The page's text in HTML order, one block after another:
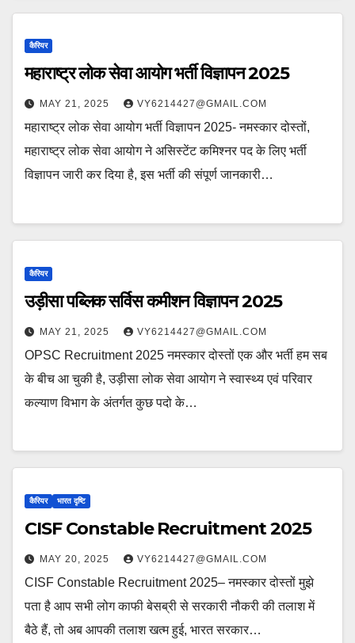
कैरियर
महाराष्ट्र लोक सेवा आयोग भर्ती विज्ञापन 2025
MAY 21, 2025 VY6214427@GMAIL.COM
महाराष्ट्र लोक सेवा आयोग भर्ती विज्ञापन 2025- नमस्कार दोस्तों,
महाराष्ट्र लोक सेवा आयोग ने असिस्टेंट कमिश्नर पद के लिए भर्ती
विज्ञापन जारी कर दिया है, इस भर्ती की संपूर्ण जानकारी…
कैरियर
उड़ीसा पब्लिक सर्विस कमीशन विज्ञापन 2025
MAY 21, 2025 VY6214427@GMAIL.COM
OPSC Recruitment 2025 नमस्कार दोस्तों एक और भर्ती हम सब
के बीच आ चुकी है, उड़ीसा लोक सेवा आयोग ने स्वास्थ्य एवं परिवार
कल्याण विभाग के अंतर्गत कुछ पदो के…
कैरियर भारत दृष्टि
CISF Constable Recruitment 2025
MAY 20, 2025 VY6214427@GMAIL.COM
CISF Constable Recruitment 2025– नमस्कार दोस्तों मुझे
पता है आप सभी लोग काफी बेसब्री से सरकारी नौकरी की तलाश में
बैठे हैं, तो अब आपकी तलाश खत्म हुई, भारत सरकार…